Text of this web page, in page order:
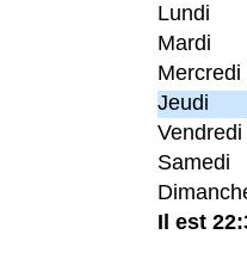
Lundi
Mardi
Mercredi
Jeudi
Vendredi
Samedi
Il est